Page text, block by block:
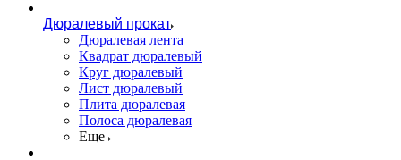
Дюралевый прокат
Дюралевая лента
Квадрат дюралевый
Круг дюралевый
Лист дюралевый
Плита дюралевая
Полоса дюралевая
Еще